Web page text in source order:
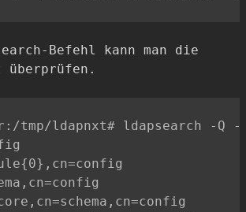
Befehl kann man die
überprüfen.
tmp/ldapnxt# ldapsearch -Q